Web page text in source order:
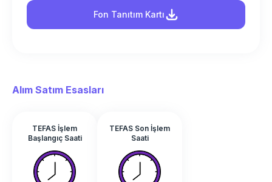
Fon Tanıtım Kartı
Alım Satım Esasları
TEFAS İşlem
Başlangıç Saati
TEFAS Son İşlem
Saati